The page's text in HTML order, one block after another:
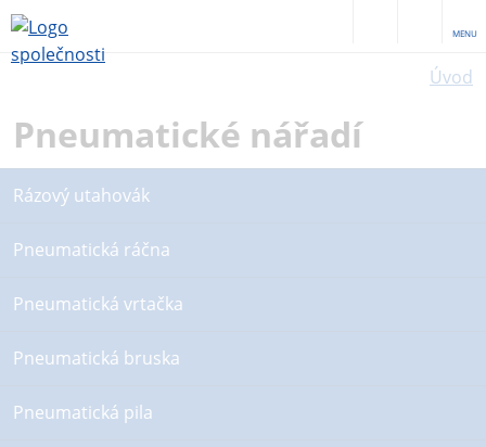
MENU
Úvod
Pneumatické nářadí
Rázový utahovák
Pneumatická ráčna
Pneumatická vrtačka
Pneumatická bruska
Pneumatická pila